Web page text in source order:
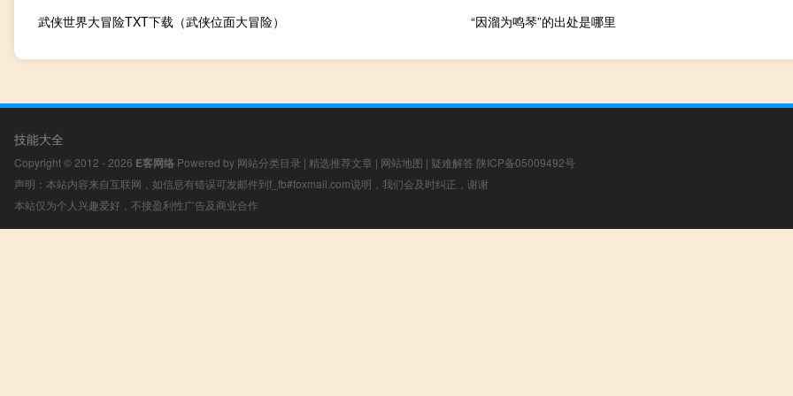
武侠世界大冒险TXT下载（武侠位面大冒险）
“因溜为鸣琴”的出处是哪里
技能大全
Copyright © 2012 - 2026 E客网络 Powered by 网站分类目录 | 精选推荐文章 | 网站地图 | 疑难解答 陕ICP备05009492号
声明：本站内容来自互联网，如信息有错误可发邮件到f_fb#foxmail.com说明，我们会及时纠正，谢谢
本站仅为个人兴趣爱好，不接盈利性广告及商业合作